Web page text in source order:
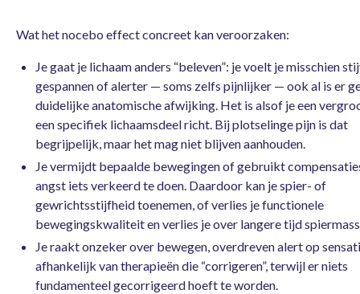
Wat het nocebo effect concreet kan veroorzaken:
Je gaat je lichaam anders “beleven”: je voelt je misschien
gespannen of alerter — soms zelfs pijnlijker — ook al is er
duidelijke anatomische afwijking. Het is alsof je een
een specifiek lichaamsdeel richt. Bij plotselinge pijn is dat
begrijpelijk, maar het mag niet blijven aanhouden.
Je vermijdt bepaalde bewegingen of gebruikt
angst iets verkeerd te doen. Daardoor kan je spier- of
gewrichtsstijfheid toenemen, of verlies je functionele
bewegingskwaliteit en verlies je over langere tijd
Je raakt onzeker over bewegen, overdreven alert op
afhankelijk van therapieën die “corrigeren”, terwijl er niets
fundamenteel gecorrigeerd hoeft te worden.